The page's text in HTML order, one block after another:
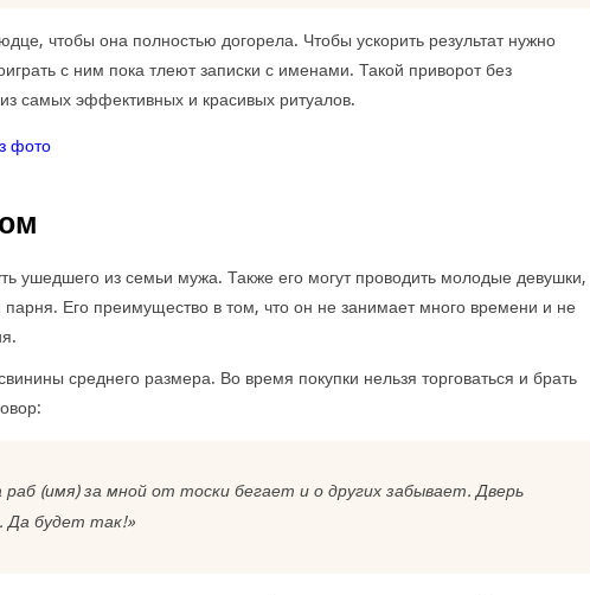
чтобы она полностью догорела. Чтобы ускорить результат нужно
с ним пока тлеют записки с именами. Такой приворот без
самых эффективных и красивых ритуалов.
ушедшего из семьи мужа. Также его могут проводить молодые девушки,
парня. Его преимущество в том, что он не занимает много времени и не
среднего размера. Во время покупки нельзя торговаться и брать
раб (имя) за мной от тоски бегает и о других забывает. Дверь
Да будет так!»